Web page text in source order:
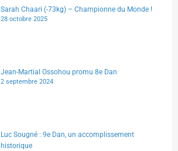
Sarah Chaari (-73kg) – Championne du Monde !
28 octobre 2025
Jean-Martial Ossohou promu 8e Dan
2 septembre 2024
Luc Sougné : 9e Dan, un accomplissement
historique